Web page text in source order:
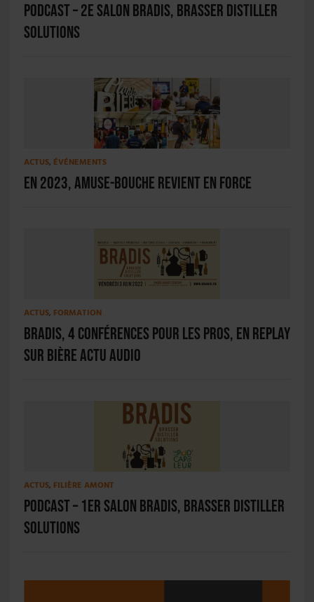
PODCAST – 2e salon BRADIS, Brasser Distiller
Solutions
ACTUS, ÉVÉNEMENTS
En 2023, Amuse-Bouche revient en force
ACTUS, FORMATION
Bradis, 4 conférences pour les pros, en replay
sur Bière Actu Audio
ACTUS, FILIÈRE AMONT
PODCAST – 1er salon BRADIS, Brasser Distiller
Solutions